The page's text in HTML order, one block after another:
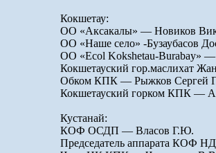
Кокшетау:
ОО «Аксакалы» — Новиков
ОО «Наше село» -Бузаубасов
ОО «Ecol Kokshetau-Burabay»
Кокшетауский гор.маслихат
Обком КПК — Рыжков Сергей
Кокшетауский горком КПК —
Кустанай:
КОФ ОСДП — Власов Г.Ю.
Председатель аппарата КОФ